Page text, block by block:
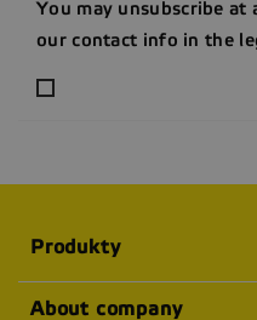
You may unsubscribe
our contact info in the
Produkty
About company